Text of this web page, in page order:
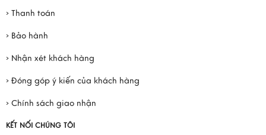
› Thanh toán
› Bảo hành
› Nhận xét khách hàng
› Đóng góp ý kiến của khách hàng
› Chính sách giao nhận
KẾT NỐI CHÚNG TÔI